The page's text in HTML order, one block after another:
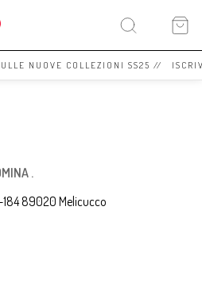
NUOVE COLLEZIONI SS25 //
.
89020 Melicucco